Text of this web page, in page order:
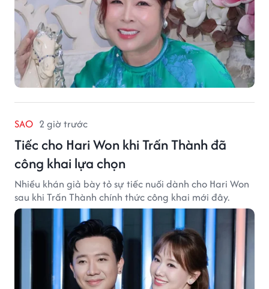
SAO 2 giờ trước
Tiếc cho Hari Won khi Trấn Thành đã
công khai lựa chọn
Nhiều khán giả bày tỏ sự tiếc nuối dành cho Hari Won
sau khi Trấn Thành chính thức công khai mới đây.